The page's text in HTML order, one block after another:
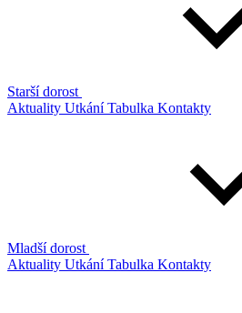
Starší dorost
Aktuality UtkáníTabulka Kontakty
Mladší dorost
Aktuality UtkáníTabulka Kontakty